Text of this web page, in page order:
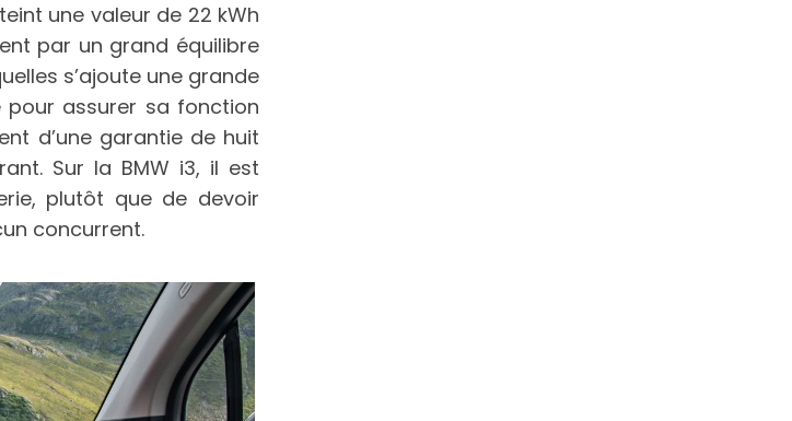
une valeur de 22 kWh
par un grand équilibre
s’ajoute une grande
pour assurer sa fonction
d’une garantie de huit
Sur la BMW i3, il est
plutôt que de devoir
concurrent.